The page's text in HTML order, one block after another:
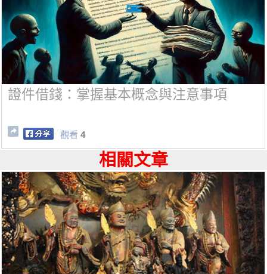
證件借錢：掌握基本概念與注意事項
觀看 4
相關文章